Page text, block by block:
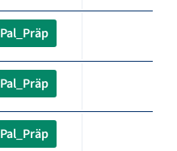
Pal_Präp
Pal_Präp
Pal_Präp